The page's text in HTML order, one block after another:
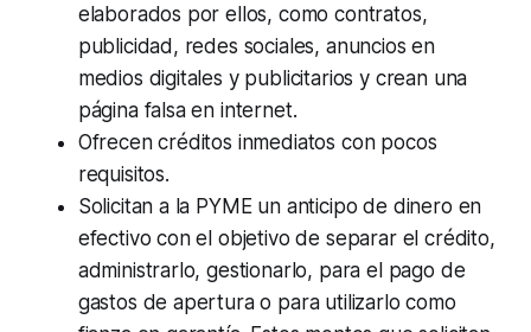
elaborados por ellos, como contratos,
publicidad, redes sociales, anuncios en
medios digitales y publicitarios y crean una
página falsa en internet.
Ofrecen créditos inmediatos con pocos
requisitos.
Solicitan a la PYME un anticipo de dinero en
efectivo con el objetivo de separar el crédito,
administrarlo, gestionarlo, para el pago de
gastos de apertura o para utilizarlo como